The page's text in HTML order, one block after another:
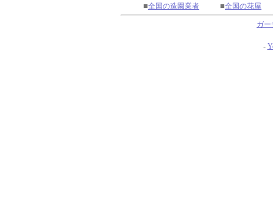
■全国の造園業者 ■全国の花屋
ガ
-